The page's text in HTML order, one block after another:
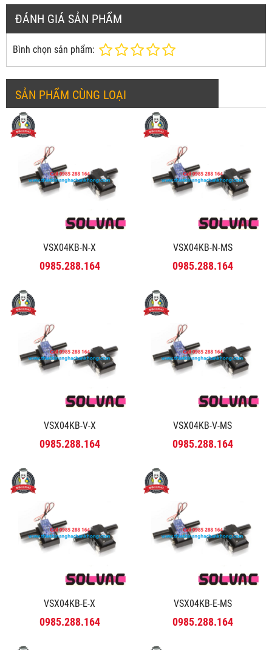
ĐÁNH GIÁ SẢN PHẨM
Bình chọn sản phẩm:
SẢN PHẨM CÙNG LOẠI
VSX04KB-N-X
0985.288.164
VSX04KB-N-MS
0985.288.164
VSX04KB-V-X
0985.288.164
VSX04KB-V-MS
0985.288.164
VSX04KB-E-X
0985.288.164
VSX04KB-E-MS
0985.288.164